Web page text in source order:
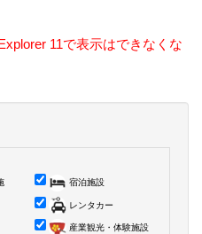
11で表示はできなくな
宿泊施設
レンタカー
産業観光・体験施設